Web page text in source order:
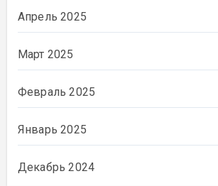
Апрель 2025
Март 2025
Февраль 2025
Январь 2025
Декабрь 2024